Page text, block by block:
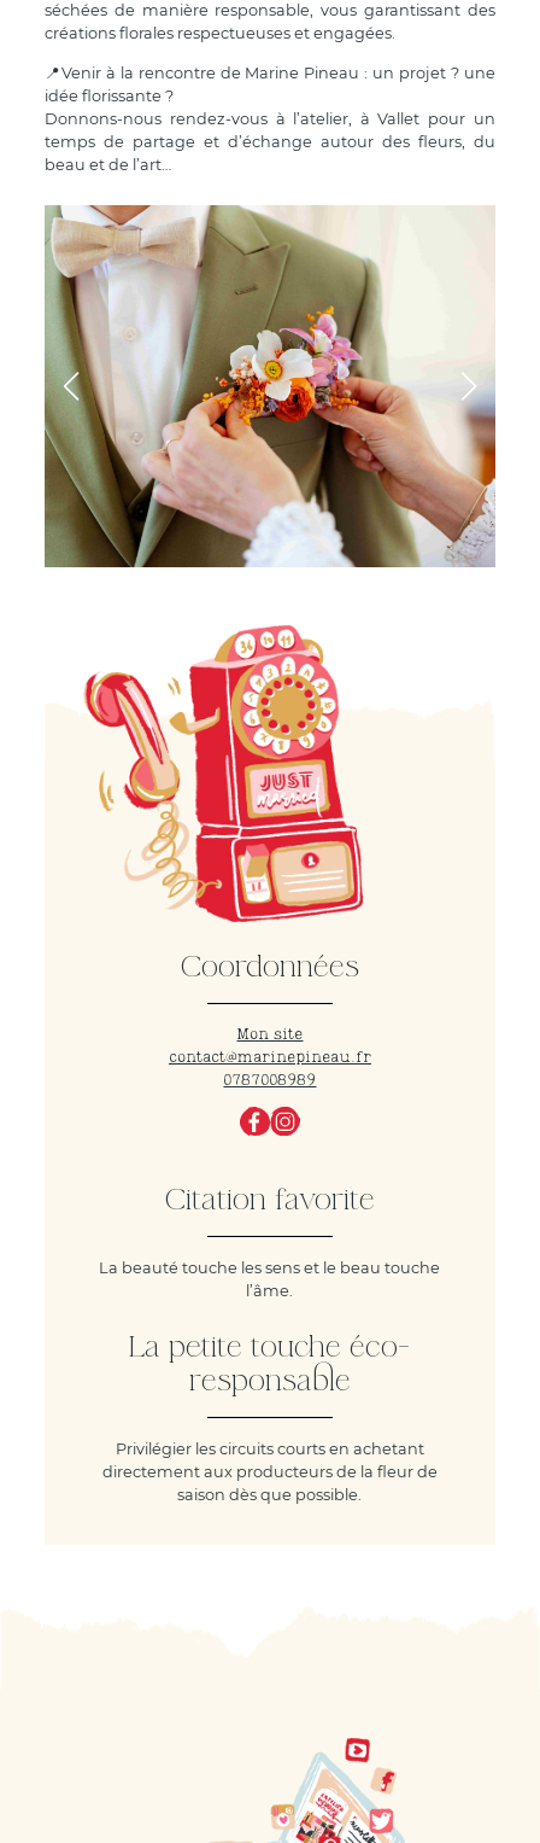
séchées de manière responsable, vous garantissant des
créations florales respectueuses et engagées.
📍Venir à la rencontre de Marine Pineau : un projet ? une
idée florissante ?
Donnons-nous rendez-vous à l’atelier, à Vallet pour un
temps de partage et d’échange autour des fleurs, du
beau et de l’art…
Coordonnées
Mon site
contact@marinepineau.fr
0787008989
Citation favorite
La beauté touche les sens et le beau touche
l’âme.
La petite touche éco-
responsable
Privilégier les circuits courts en achetant
directement aux producteurs de la fleur de
saison dès que possible.